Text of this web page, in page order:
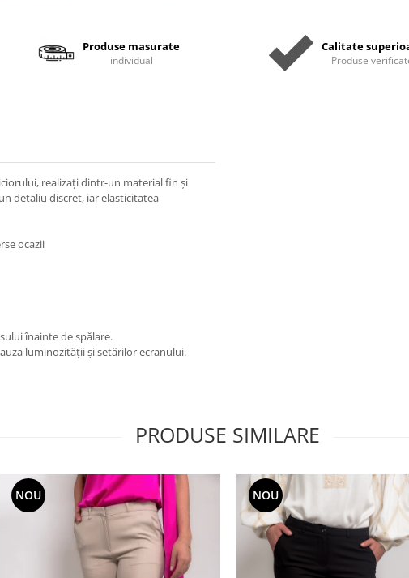
Produse masurate
individual
Calitate
Produse
realizați dintr-un material fin și
detaliu discret, iar elasticitatea
ocazii
înainte de spălare.
luminozității și setărilor ecranului.
PRODUSE SIMILARE
NOU NOU